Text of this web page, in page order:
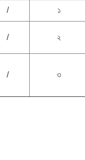
/ ১
/ ২
/ ৩